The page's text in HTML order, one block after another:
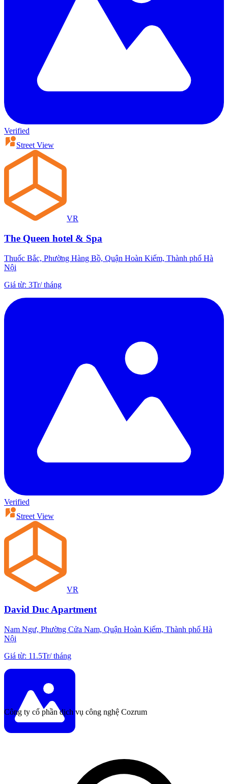
Verified
Street View
VR
The Queen hotel & Spa
Thuốc Bắc, Phường Hàng Bồ, Quận Hoàn Kiếm, Thành phố Hà
Nội
Giá từ: 3Tr/tháng
Verified
Street View
VR
David Duc Apartment
Nam Ngư, Phường Cửa Nam, Quận Hoàn Kiếm, Thành phố Hà
Nội
Giá từ: 11.5Tr/tháng
Công ty cổ phần dịch vụ công nghệ Cozrum